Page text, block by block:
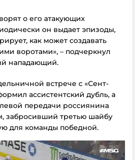
о его атакующих
он выдает эпизоды,
как может создавать
воротами», – подчеркнул
нападающий.
встрече с «Сент-
ассистентский дубль, а
передачи россиянина
забросивший третью шайбу
для команды победной.